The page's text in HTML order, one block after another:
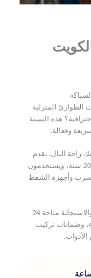
الطوارئ المنزلية
هذه النسبة
وفعالة.
راحة البال. نقدم
فريق مهندسين وفنيين بخبرة تتجاوز 20 سنة، ويستخدمون
وأجهزة الشفط
والاستجابة متاحة 24
وضمانات تركيب